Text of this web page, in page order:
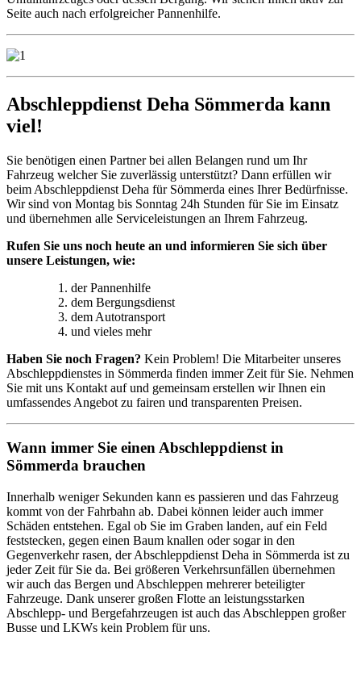
Seite auch nach erfolgreicher Pannenhilfe.
Abschleppdienst Deha Sömmerda kann
viel!
Sie benötigen einen Partner bei allen Belangen rund um Ihr
Fahrzeug welcher Sie zuverlässig unterstützt? Dann erfüllen wir
beim Abschleppdienst Deha für Sömmerda eines Ihrer Bedürfnisse.
Wir sind von Montag bis Sonntag 24h Stunden für Sie im Einsatz
und übernehmen alle Serviceleistungen an Ihrem Fahrzeug.
Rufen Sie uns noch heute an und informieren Sie sich über
unsere Leistungen, wie:
der Pannenhilfe
dem Bergungsdienst
dem Autotransport
und vieles mehr
Haben Sie noch Fragen? Kein Problem! Die Mitarbeiter unseres
Abschleppdienstes in Sömmerda finden immer Zeit für Sie. Nehmen
Sie mit uns Kontakt auf und gemeinsam erstellen wir Ihnen ein
umfassendes Angebot zu fairen und transparenten Preisen.
Wann immer Sie einen Abschleppdienst in
Sömmerda brauchen
Innerhalb weniger Sekunden kann es passieren und das Fahrzeug
kommt von der Fahrbahn ab. Dabei können leider auch immer
Schäden entstehen. Egal ob Sie im Graben landen, auf ein Feld
feststecken, gegen einen Baum knallen oder sogar in den
Gegenverkehr rasen, der Abschleppdienst Deha in Sömmerda ist zu
jeder Zeit für Sie da. Bei größeren Verkehrsunfällen übernehmen
wir auch das Bergen und Abschleppen mehrerer beteiligter
Fahrzeuge. Dank unserer großen Flotte an leistungsstarken
Abschlepp- und Bergefahrzeugen ist auch das Abschleppen großer
Busse und LKWs kein Problem für uns.